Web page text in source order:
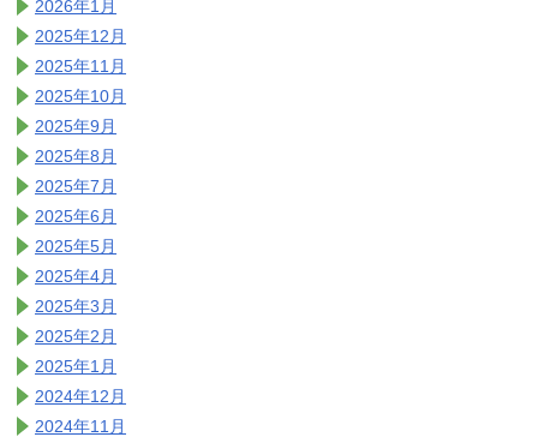
2026年1月
2025年12月
2025年11月
2025年10月
2025年9月
2025年8月
2025年7月
2025年6月
2025年5月
2025年4月
2025年3月
2025年2月
2025年1月
2024年12月
2024年11月